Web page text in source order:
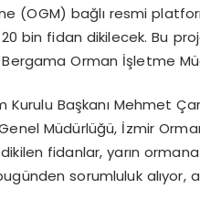
(OGM) bağlı resmi
bin fidan dikilecek. Bu
Bergama Orman İşletme
Başkanı Mehmet
Müdürlüğü, İzmir
fidanlar, yarın
sorumluluk alıyor,